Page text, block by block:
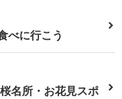
べに行こう
名所・お花見スポ